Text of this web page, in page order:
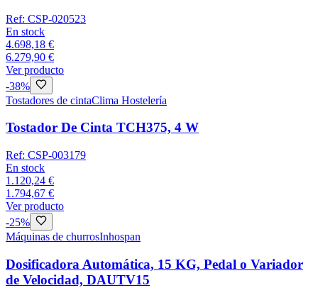
Ref: CSP-020523
En stock
4.698,18 €
6.279,90 €
Ver producto
-38%
Tostadores de cintaClima Hostelería
Tostador De Cinta TCH375, 4 W
Ref: CSP-003179
En stock
1.120,24 €
1.794,67 €
Ver producto
-25%
Máquinas de churrosInhospan
Dosificadora Automática, 15 KG, Pedal o Variador
de Velocidad, DAUTV15